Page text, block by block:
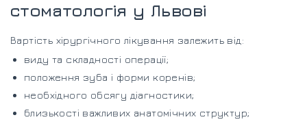
стоматологія у Львові
Вартість хірургічного лікування залежить від:
виду та складності операції;
положення зуба і форми коренів;
необхідного обсягу діагностики;
близькості важливих анатомічних структур;